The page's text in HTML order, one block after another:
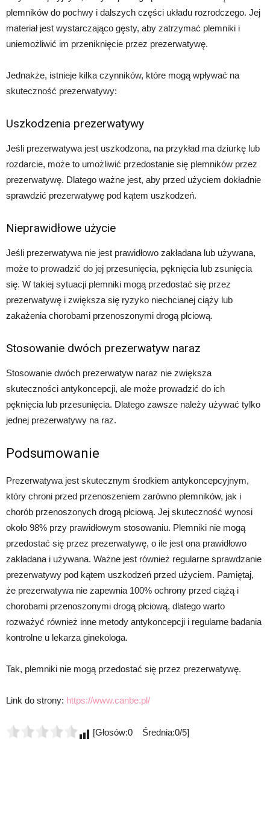
plemników do pochwy i dalszych części układu rozrodczego. Jej
materiał jest wystarczająco gęsty, aby zatrzymać plemniki i
uniemożliwić im przeniknięcie przez prezerwatywę.
Jednakże, istnieje kilka czynników, które mogą wpływać na
skuteczność prezerwatywy:
Uszkodzenia prezerwatywy
Jeśli prezerwatywa jest uszkodzona, na przykład ma dziurkę lub
rozdarcie, może to umożliwić przedostanie się plemników przez
prezerwatywę. Dlatego ważne jest, aby przed użyciem dokładnie
sprawdzić prezerwatywę pod kątem uszkodzeń.
Nieprawidłowe użycie
Jeśli prezerwatywa nie jest prawidłowo zakładana lub używana,
może to prowadzić do jej przesunięcia, pęknięcia lub zsunięcia
się. W takiej sytuacji plemniki mogą przedostać się przez
prezerwatywę i zwiększa się ryzyko niechcianej ciąży lub
zakażenia chorobami przenoszonymi drogą płciową.
Stosowanie dwóch prezerwatyw naraz
Stosowanie dwóch prezerwatyw naraz nie zwiększa
skuteczności antykoncepcji, ale może prowadzić do ich
pęknięcia lub przesunięcia. Dlatego zawsze należy używać tylko
jednej prezerwatywy na raz.
Podsumowanie
Prezerwatywa jest skutecznym środkiem antykoncepcyjnym,
który chroni przed przenoszeniem zarówno plemników, jak i
chorób przenoszonych drogą płciową. Jej skuteczność wynosi
około 98% przy prawidłowym stosowaniu. Plemniki nie mogą
przedostać się przez prezerwatywę, o ile jest ona prawidłowo
zakładana i używana. Ważne jest również regularne sprawdzanie
prezerwatywy pod kątem uszkodzeń przed użyciem. Pamiętaj,
że prezerwatywa nie zapewnia 100% ochrony przed ciążą i
chorobami przenoszonymi drogą płciową, dlatego warto
rozważyć również inne metody antykoncepcji i regularne badania
kontrolne u lekarza ginekologa.
Tak, plemniki nie mogą przedostać się przez prezerwatywę.
Link do strony: https://www.canbe.pl/
[Głosów:0 Średnia:0/5]